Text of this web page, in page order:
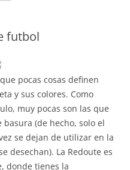
futbol
pocas cosas definen
y sus colores. Como
muy pocas son las que
(de hecho, solo el
se dejan de utilizar en la
desechan). La Redoute es
donde tienes la